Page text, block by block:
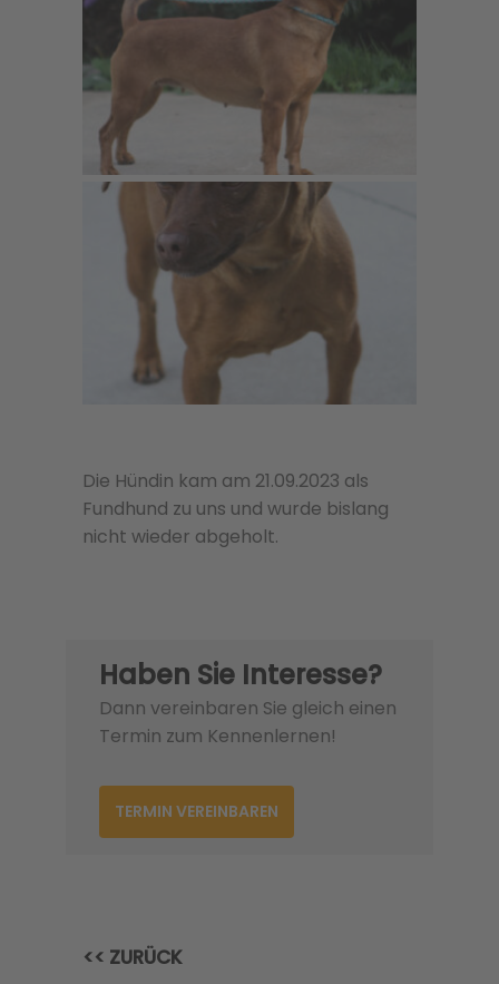
Die Hündin kam am 21.09.2023 als
Fundhund zu uns und wurde bislang
nicht wieder abgeholt.
Haben Sie Interesse?
Dann vereinbaren Sie gleich einen
Termin zum Kennenlernen!
TERMIN VEREINBAREN
<< ZURÜCK